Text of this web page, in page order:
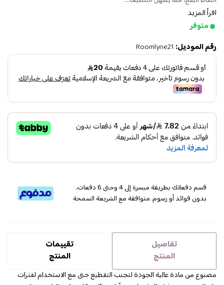
اقرأ المزيد
متوفر
رقم الموديل: Roomlyne21
قسم دفعاتك بطريقة ميسرة إلى 4 وحتى 6 دفعات،
بدون فوائد أو رسوم. متوافقة مع الشريعة السمحة
تفاصيل
المنتج
تقييمات
المنتج
مصنوع من مادة عالية الجودة لتجنب التقطيع حتى مع الاستخدام لفترات